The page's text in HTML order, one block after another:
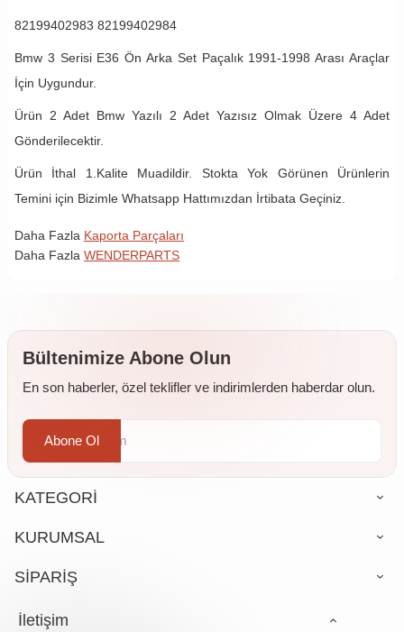
82199402983 82199402984
Bmw 3 Serisi E36 Ön Arka Set Paçalık 1991-1998 Arası Araçlar
İçin Uygundur.
Ürün 2 Adet Bmw Yazılı 2 Adet Yazısız Olmak Üzere 4 Adet
Gönderilecektir.
Ürün İthal 1.Kalite Muadildir. Stokta Yok Görünen Ürünlerin
Temini için Bizimle Whatsapp Hattımızdan İrtibata Geçiniz.
Daha Fazla Kaporta Parçaları
Daha Fazla WENDERPARTS
Bültenimize Abone Olun
En son haberler, özel teklifler ve indirimlerden haberdar olun.
Abone Ol
KATEGORİ
KURUMSAL
SİPARİŞ
İletişim